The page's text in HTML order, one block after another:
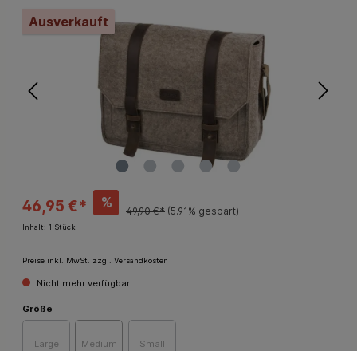
Ausverkauft
46,95 €* %
49,90 €* (5.91% gespart)
Inhalt: 1 Stück
Preise inkl. MwSt. zzgl. Versandkosten
Nicht mehr verfügbar
Größe
Large Medium Small